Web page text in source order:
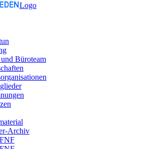
Logo
Büroteam
Archiv